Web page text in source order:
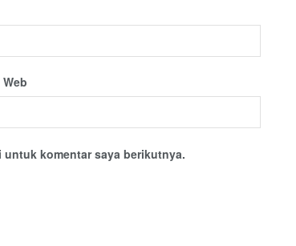
untuk komentar saya berikutnya.